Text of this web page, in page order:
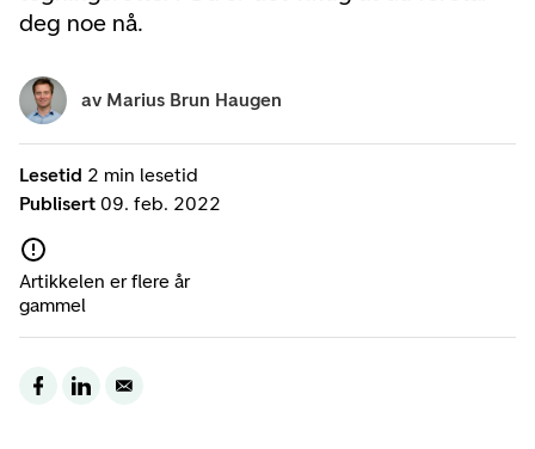
deg noe nå.
Lesetid 2 min lesetid
Publisert 09. feb. 2022
Artikkelen er flere år
gammel
av Marius Brun Haugen